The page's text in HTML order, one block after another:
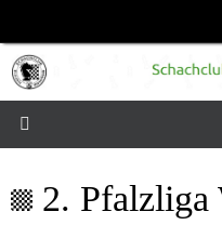
springen
2. Pfalzliga